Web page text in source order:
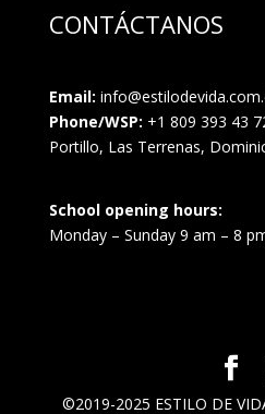
CONTÁCTANOS
Email:
Phone/WSP: +1 809 393 43
Portillo, Las Terrenas,
School opening hours:
Monday – Sunday 9 am – 8
©2019-2025 ESTILO DE